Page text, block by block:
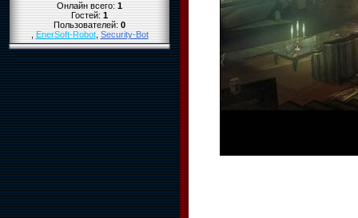
Онлайн всего:1
Гостей:1
Пользователей:0
,EnerSoft-Robot,Security-Bot